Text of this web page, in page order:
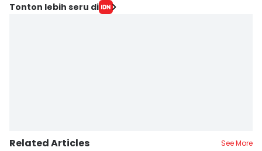
Tonton lebih seru di
Related Articles See More